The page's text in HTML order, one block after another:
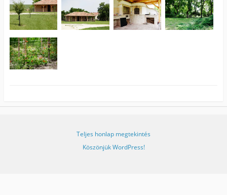
Teljes honlap megtekintés
Köszönjük WordPress!